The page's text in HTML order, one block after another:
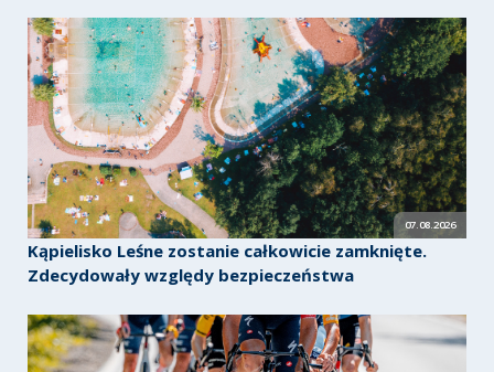
07.08.2026
Kąpielisko Leśne zostanie całkowicie zamknięte.
Zdecydowały względy bezpieczeństwa